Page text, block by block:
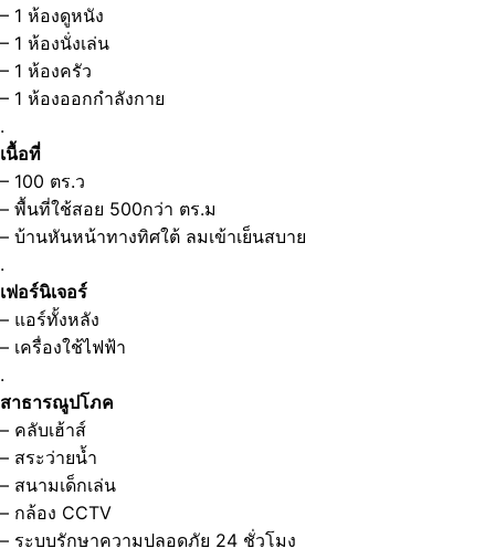
– 1 ห้องดูหนัง
– 1 ห้องนั่งเล่น
– 1 ห้องครัว
– 1 ห้องออกกำลังกาย
.
เนื้อที่
– 100 ตร.ว
– พื้นที่ใช้สอย 500กว่า ตร.ม
– บ้านหันหน้าทางทิศใต้ ลมเข้าเย็นสบาย
.
เฟอร์นิเจอร์
– แอร์ทั้งหลัง
– เครื่องใช้ไฟฟ้า
.
สาธารณูปโภค
– คลับเฮ้าส์
– สระว่ายน้ำ
– สนามเด็กเล่น
– กล้อง CCTV
– ระบบรักษาความปลอดภัย 24 ชั่วโมง